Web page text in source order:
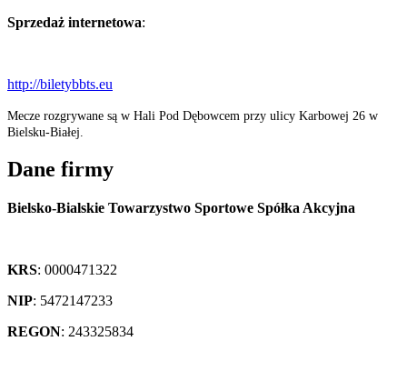
Sprzedaż internetowa:
http://biletybbts.eu
Mecze rozgrywane są w Hali Pod Dębowcem przy ulicy Karbowej 26 w
Bielsku-Białej.
Dane firmy
Bielsko-Bialskie Towarzystwo Sportowe Spółka Akcyjna
KRS: 0000471322
NIP: 5472147233
REGON: 243325834